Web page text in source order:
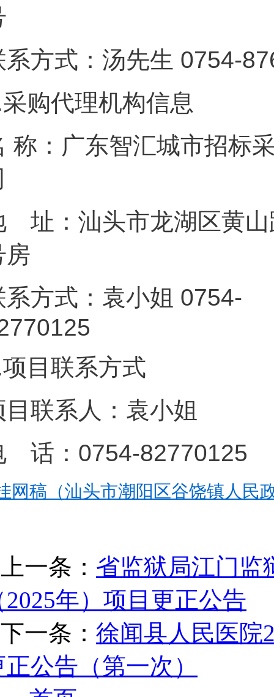
系方式：汤先生
采购代理机构信息
称：广东智汇城市招标
址：汕头市龙湖区黄山
系方式：袁小姐 0754-
项目联系方式
目联系人：袁小姐
话：0754-82770125
网稿（汕头市潮阳区谷饶镇人民
上一条： 省监狱局江门监
2025年）项目更正公告
下一条： 徐闻县人民医院
正公告（第一次）